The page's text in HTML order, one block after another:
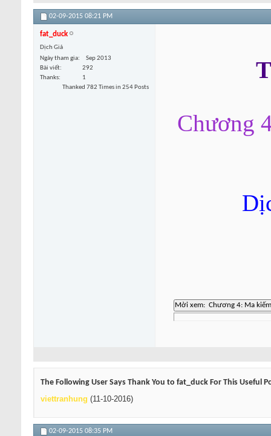
02-09-2015 08:21 PM
fat_duck
Dịch Giả
Ngày tham gia
Sep 2013
Bài viết
292
Thanks
1
Thanked 782 Times in 254 Posts
Chương
The Following User Says Thank You to fat_duck For This Useful
viettranhung (11-10-2016)
02-09-2015 08:35 PM